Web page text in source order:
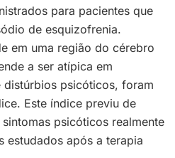
para pacientes que
de esquizofrenia.
em uma região do cérebro
a ser atípica em
distúrbios psicóticos, foram
Este índice previu de
psicóticos realmente
estudados após a terapia